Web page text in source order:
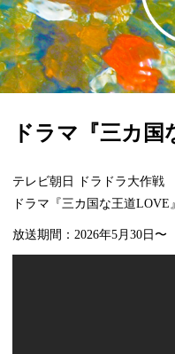
ドラマ『三カ国
テレビ朝日 ドラドラ大作戦
ドラマ『三カ国な王道LOVE』
放送期間：2026年5月30日〜